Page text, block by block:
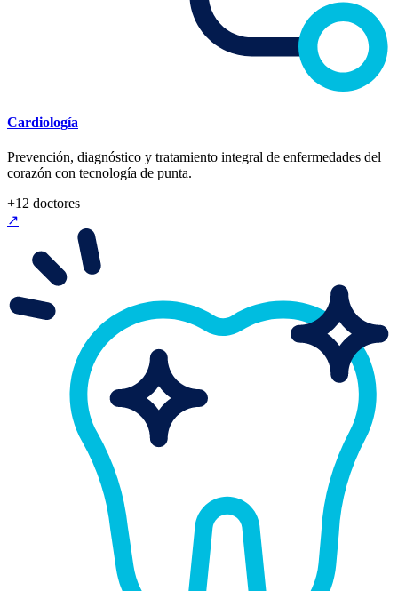
Cardiología
Prevención, diagnóstico y tratamiento integral de enfermedades del
corazón con tecnología de punta.
+12 doctores
↗